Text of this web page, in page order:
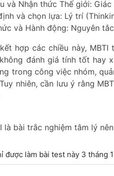
và Nhận thức Thế giới:
và chọn lựa: Lý trí
và Hành động: Nguyên
hợp các chiều này, MBTI
đánh giá tính tốt hay
trong công việc nhóm,
nhiên, cần lưu ý rằng
là bài trắc nghiệm tâm lý
được làm bài test này 3 tháng